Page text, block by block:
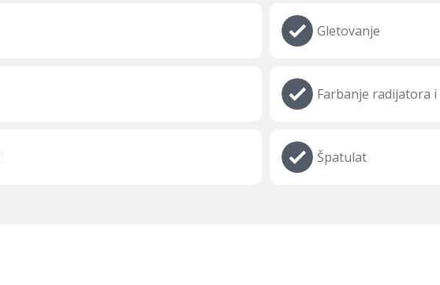
Gletovanje
Farbanje radijatora i
Špatulat